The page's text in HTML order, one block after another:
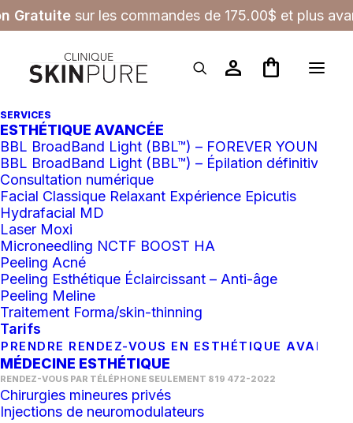
Gratuite sur les commandes de 175.00$ et plus
person shopping_bag
SERVICES
ESTHÉTIQUE AVANCÉE
BBL BroadBand Light (BBL™) – FOREVER YOUNG
BBL BroadBand Light (BBL™) – Épilation définitive
Consultation numérique
Facial Classique Relaxant Expérience Epicutis
Hydrafacial MD
Laser Moxi
Microneedling NCTF BOOST HA
Peeling Acné
Peeling Esthétique Éclaircissant – Anti-âge
Peeling Meline
Traitement Forma/skin-thinning
Tarifs
PRENDRE RENDEZ-VOUS EN ESTHÉTIQUE AVANCÉ
MÉDECINE ESTHÉTIQUE
RENDEZ-VOUS PAR TÉLÉPHONE SEULEMENT 819 472-2022
Chirurgies mineures privés
Injections de neuromodulateurs
Nettoyant
Tout effacer
COUP DE